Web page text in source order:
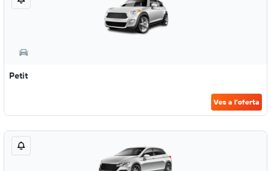
Petit
Ves a l'oferta